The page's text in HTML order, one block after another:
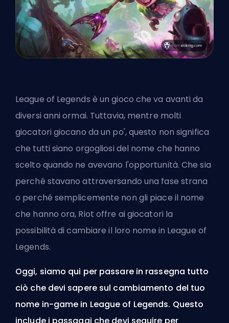
League of Legends è un gioco che va avanti da
diversi anni ormai. Tuttavia, mentre molti
giocatori giocano da un po', questo non significa
che tutti siano orgogliosi del nome che hanno
scelto quando ne avevano l'opportunità. Che sia
perché stavano attraversando una fase strana
o perché semplicemente non gli piace il nome
che hanno ora, Riot offre ai giocatori la
possibilità di cambiare il loro nome in League of
Legends.
Oggi, siamo qui per passare in rassegna tutto
ciò che devi sapere sul cambiamento del tuo
nome in-game in League of Legends. Questo